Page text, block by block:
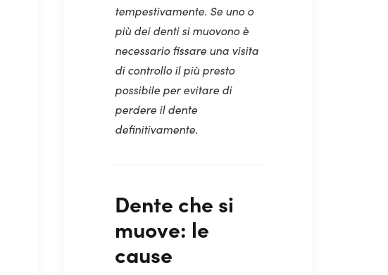
tempestivamente. Se uno o
più dei denti si muovono è
necessario fissare una visita
di controllo il più presto
possibile per evitare di
perdere il dente
definitivamente.
Dente che si
muove: le
cause